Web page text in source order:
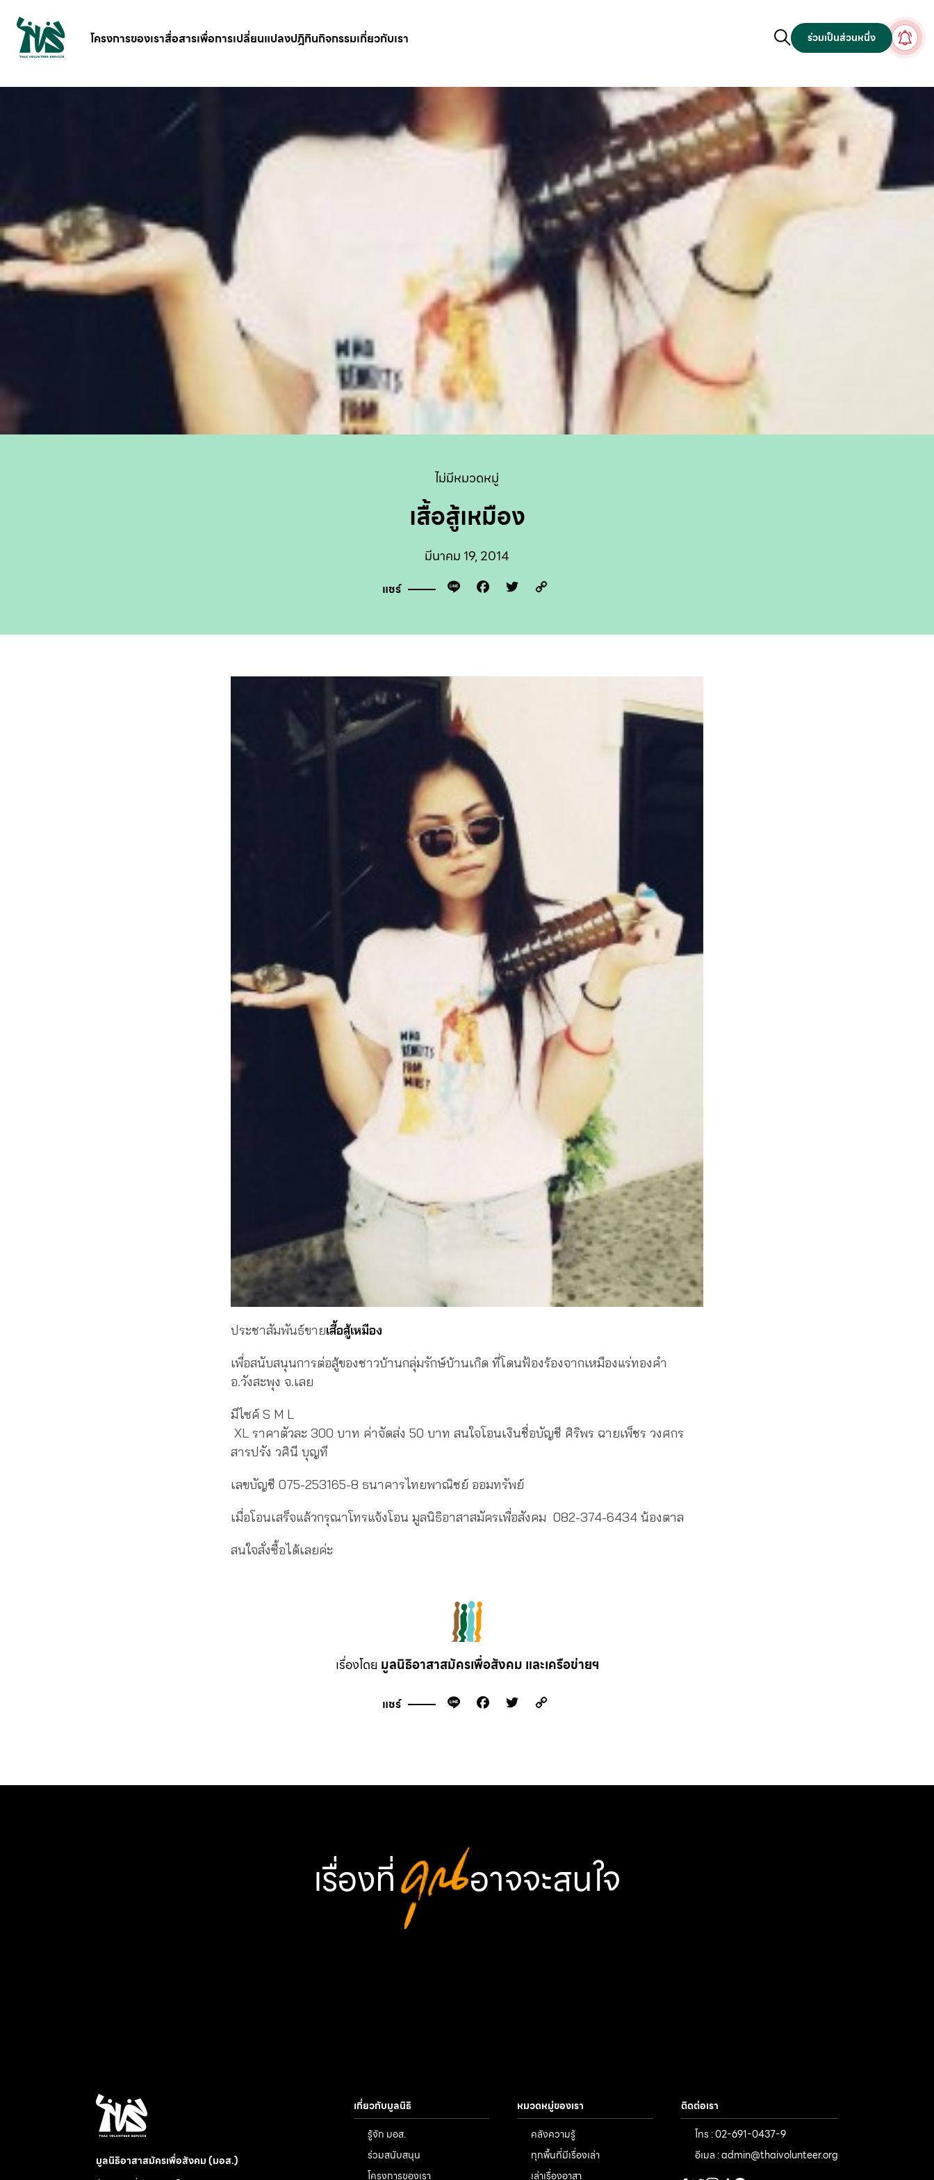
โครงการของเราสื่อสารเพื่อการเปลี่ยนแปลงปฎิทินกิจกรรมเกี่ยวกับเรา ร่วมเป็นส่วนหนึ่ง
ไม่มีหมวดหมู่
เสื้อสู้เหมือง
มีนาคม 19, 2014
แชร์ Line Facebook
Twitter
ประชาสัมพันธ์ขายเสื้อสู้เหมือง
เพื่อสนับสนุนการต่อสู้ของชาวบ้านกลุ่มรักษ์บ้านเกิด ที่โดนฟ้องร้องจากเหมืองแร่ทองคำ
อ.วังสะพุง จ.เลย
มีไซค์ S M L
XL ราคาตัวละ 300 บาท ค่าจัดส่ง 50 บาท สนใจโอนเงินชื่อบัญชี ศิริพร ฉายเพ็ชร วงศกร
สารปรัง วศินี บุญที
เลขบัญชี 075-253165-8 ธนาคารไทยพาณิชย์ ออมทรัพย์
เมื่อโอนเสร็จแล้วกรุณาโทรแจ้งโอน มูลนิธิอาสาสมัครเพื่อสังคม 082-374-6434 น้องตาล
สนใจสั่งซื้อได้เลยค่ะ
เรื่องโดย มูลนิธิอาสาสมัครเพื่อสังคม และเครือข่ายฯ
แชร์ Line Facebook
Twitter
เรื่องที่คุณ อาจจะสนใจ
มูลนิธิอาสาสมัครเพื่อสังคม (มอส.)
เกี่ยวกับมูลนิธิ
รู้จัก มอส.
ร่วมสนับสนุน
โครงการของเรา
หมวดหมู่ของเรา
คลังความรู้
ทุกพื้นที่มีเรื่องเล่า
เล่าเรื่องอาสา
ติดต่อเรา
โทร : 02-691-0437-9
อีเมล : admin@thaivolunteer.org